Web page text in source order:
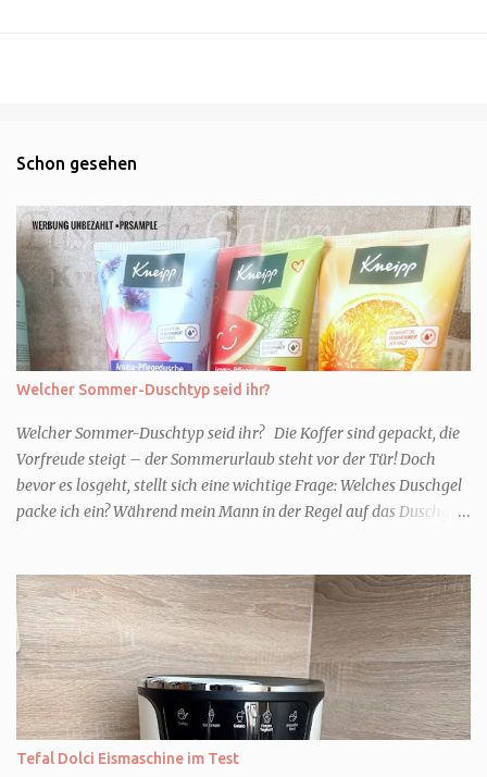
Schon gesehen
Welcher Sommer-Duschtyp seid ihr?
Welcher Sommer-Duschtyp seid ihr? Die Koffer sind gepackt, die
Vorfreude steigt – der Sommerurlaub steht vor der Tür! Doch
bevor es losgeht, stellt sich eine wichtige Frage: Welches Duschgel
packe ich ein? Während mein Mann in der Regel auf das Duschgel
Urlaub Entspannung und Wellness. Falls ihr ähnlich denkt, lasst
uns doch herausfinden, welcher Duschtyp ihr seid. TYP
GENIESSER Egal, ob Strand oder Städtetrip - für euch gehört
gutes Essen, ein guter Wein oder Cocktail, vielleicht ein gutes Buch
dazu. Ihr liebt es Sonnenuntergänge zu beobachten und genießt
einfach jeden Moment. Dann seid ihr wie ich der Typ Genießer.
Hier empfehle ich tatsächlich Düfte die zur Jahreszeit passen, weil
Tefal Dolci Eismaschine im Test